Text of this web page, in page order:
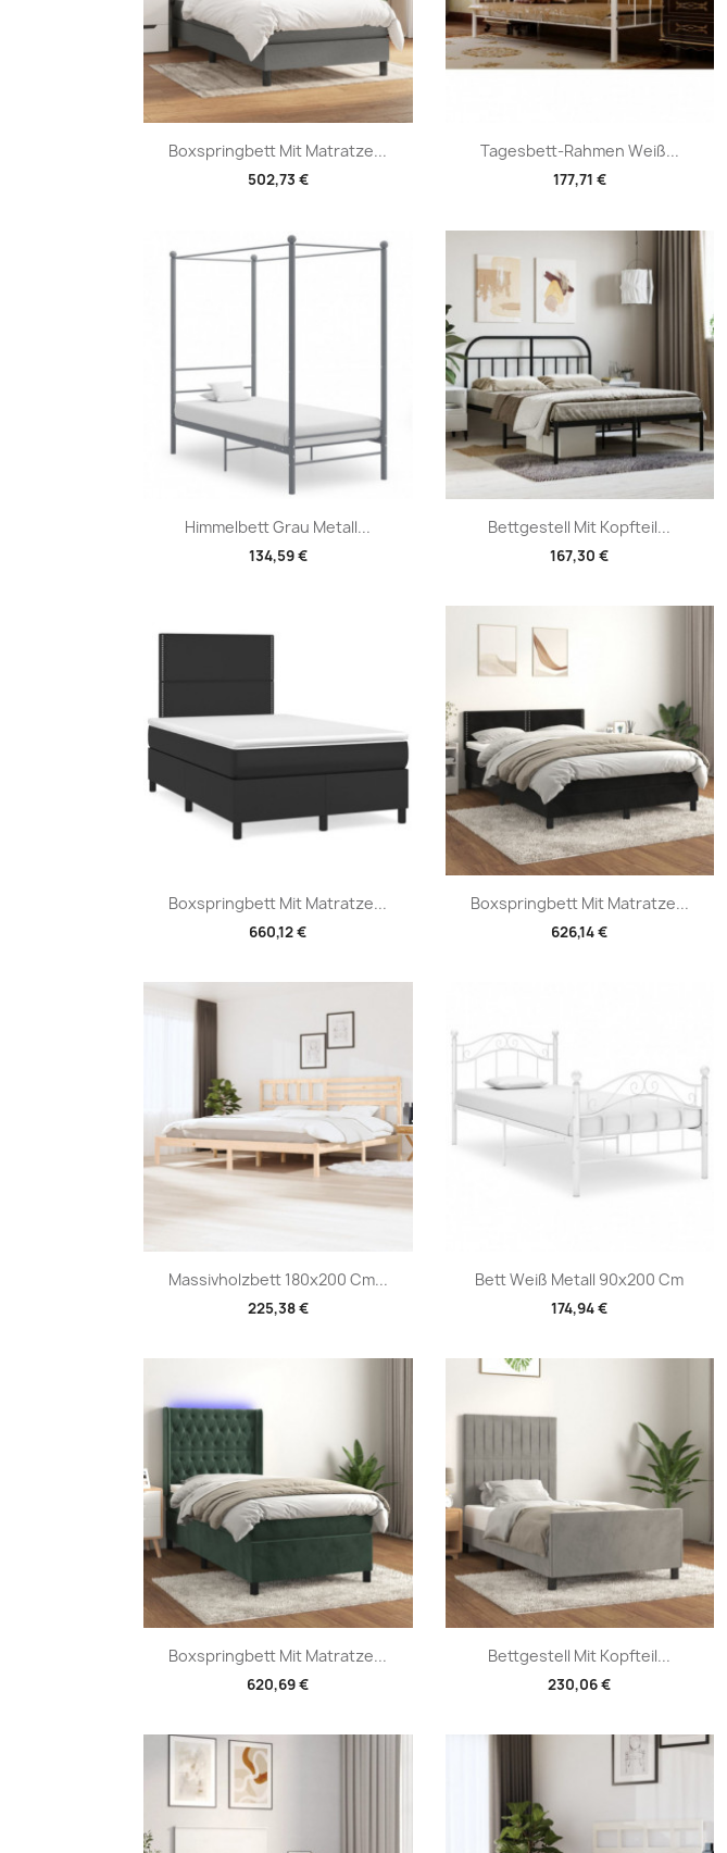
Boxspringbett Mit Matratze...
502,73 €
Vorschau Tagesbett-Rahmen Weiß...
177,71 €
Vorschau
Himmelbett Grau Metall...
134,59 €
Vorschau Bettgestell Mit Kopfteil...
167,30 €
Vorschau
Boxspringbett Mit Matratze...
660,12 €
Vorschau Boxspringbett Mit Matratze...
626,14 €
Vorschau
Massivholzbett 180x200 Cm...
225,38 €
Vorschau Bett Weiß Metall 90x200 Cm
174,94 €
Vorschau
Boxspringbett Mit Matratze...
620,69 €
Vorschau Bettgestell Mit Kopfteil...
230,06 €
Vorschau